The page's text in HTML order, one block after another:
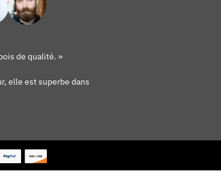
de qualité. »
elle est superbe dans